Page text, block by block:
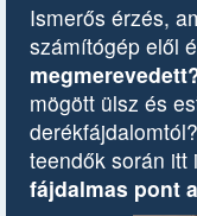
Ismerős érzés,
számítógép elől
mögött ülsz és
teendők során itt
fájdalmas pont